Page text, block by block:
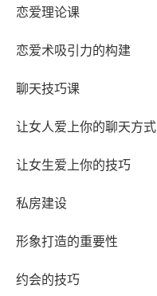
恋爱理论课
恋爱术吸引力的构建
聊天技巧课
让女人爱上你的聊天方式
让女生爱上你的技巧
私房建设
形象打造的重要性
约会的技巧